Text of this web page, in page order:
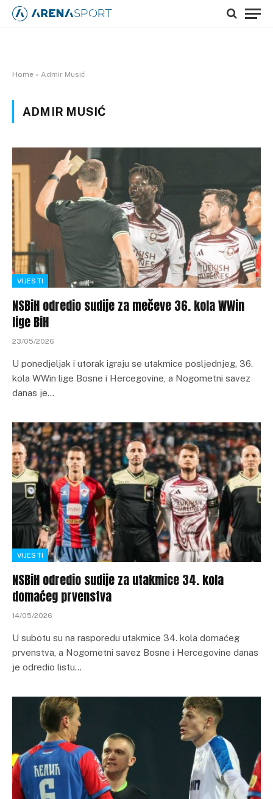
Home » Admir Musić
ADMIR MUSIĆ
VIJESTI
NSBiH odredio sudije za mečeve 36. kola WWin
lige BiH
23/05/2026
U ponedjeljak i utorak igraju se utakmice posljednjeg, 36.
kola WWin lige Bosne i Hercegovine, a Nogometni savez
danas je…
VIJESTI
NSBiH odredio sudije za utakmice 34. kola
domaćeg prvenstva
14/05/2026
U subotu su na rasporedu utakmice 34. kola domaćeg
prvenstva, a Nogometni savez Bosne i Hercegovine danas
je odredio listu…